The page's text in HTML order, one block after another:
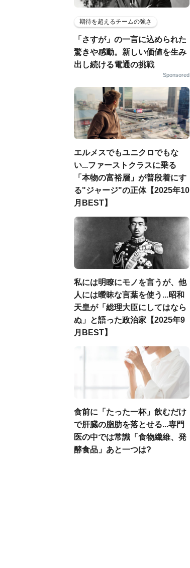
期待を超えるチームの強さ
「さすが」の一言に込められた
驚きや感動。新しい価値を生み
出し続ける電通の挑戦
Sponsored
エルメスでもユニクロでもな
い...ファーストクラスに乗る
「本物の富裕層」が普段着にす
る"ジャージ"の正体【2025年10
月BEST】
私には明瞭にモノを言うが、他
人には曖昧な言葉を使う...昭和
天皇が「総理大臣にしてはなら
ぬ」と語った政治家【2025年9
月BEST】
食前に「たった一杯」飲むだけ
で肝臓の脂肪を落とせる...専門
医の中では常識「食物繊維、発
酵食品」あと一つは?